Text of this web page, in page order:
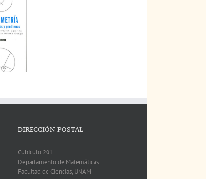
DIRECCIÓN POSTAL
Cubículo 201
Departamento de Matemáticas
Facultad de Ciencias, UNAM